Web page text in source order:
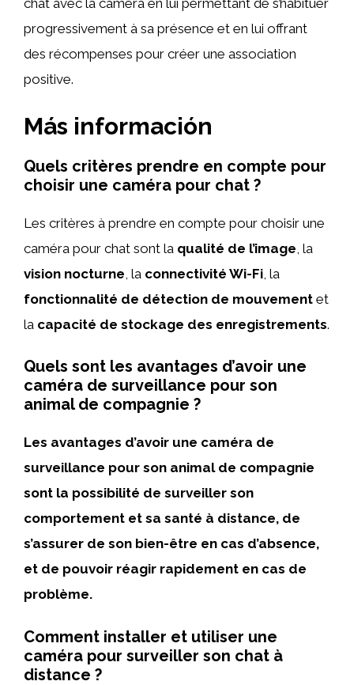
chat avec la caméra en lui permettant de s’habituer
progressivement à sa présence et en lui offrant
des récompenses pour créer une association
positive.
Más información
Quels critères prendre en compte pour
choisir une caméra pour chat ?
Les critères à prendre en compte pour choisir une
caméra pour chat sont la qualité de l’image , la
vision nocturne , la connectivité Wi-Fi , la
fonctionnalité de détection de mouvement et
la capacité de stockage des enregistrements.
Quels sont les avantages d’avoir une
caméra de surveillance pour son
animal de compagnie ?
Les avantages d’avoir une caméra de
surveillance pour son animal de compagnie
sont la possibilité de surveiller son
comportement et sa santé à distance, de
s’assurer de son bien-être en cas d’absence,
et de pouvoir réagir rapidement en cas de
problème.
Comment installer et utiliser une
caméra pour surveiller son chat à
distance ?